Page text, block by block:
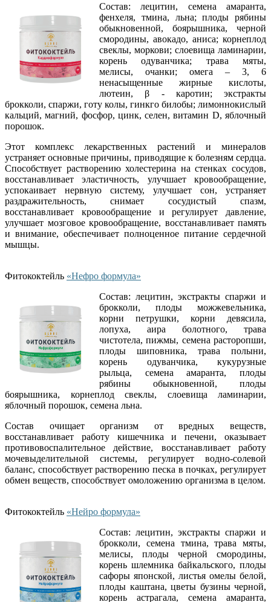
Состав: лецитин, семена амаранта,
фенхеля, тмина, льна; плоды рябины
обыкновенной, боярышника, черной
смородины, авокадо, аниса; корнеплод
свеклы, моркови; слоевища ламинарии,
корень одуванчика; трава мяты,
мелисы, очанки; омега – 3, 6
ненасыщенные жирные кислоты,
лютеин, β - каротин; экстракты
брокколи, спаржи, готу колы, гинкго билобы; лимоннокислый
кальций, магний, фосфор, цинк, селен, витамин D, яблочный
порошок.
Этот комплекс лекарственных растений и минералов
устраняет основные причины, приводящие к болезням сердца.
Способствует растворению холестерина на стенках сосудов,
восстанавливает эластичность, улучшает кровообращение,
успокаивает нервную систему, улучшает сон, устраняет
раздражительность, снимает сосудистый спазм,
восстанавливает кровообращение и регулирует давление,
улучшает мозговое кровообращение, восстанавливает память
и внимание, обеспечивает полноценное питание сердечной
мышцы.
Фитококтейль «Нефро формула»
Состав: лецитин, экстракты спаржи и
брокколи, плоды можжевельника,
корни петрушки, корни девясила,
лопуха, аира болотного, трава
чистотела, пижмы, семена расторопши,
плоды шиповника, трава полыни,
корень одуванчика, кукурузные
рыльца, семена амаранта, плоды
рябины обыкновенной, плоды
боярышника, корнеплод свеклы, слоевища ламинарии,
яблочный порошок, семена льна.
Состав очищает организм от вредных веществ,
восстанавливает работу кишечника и печени, оказывает
противовоспалительное действие, восстанавливает работу
мочевыделительной системы, регулирует водно-солевой
баланс, способствует растворению песка в почках, регулирует
обмен веществ, способствует омоложению организма в целом.
Фитококтейль «Нейро формула»
Состав: лецитин, экстракты спаржи и
брокколи, семена тмина, трава мяты,
мелисы, плоды черной смородины,
корень шлемника байкальского, плоды
сафоры японской, листья омелы белой,
плоды каштана, цветы бузины черной,
корень астрагала, семена амаранта,